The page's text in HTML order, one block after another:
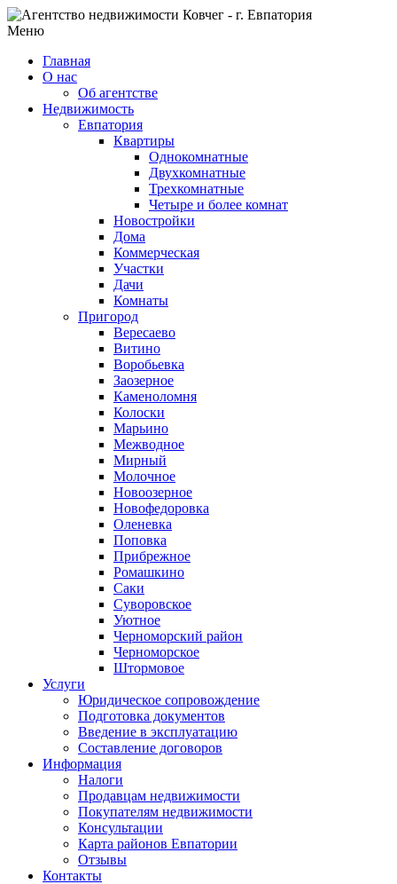
Меню
Главная
О нас
Об агентстве
Недвижимость
Евпатория
Квартиры
Однокомнатные
Двухкомнатные
Трехкомнатные
Четыре и более комнат
Новостройки
Дома
Коммерческая
Участки
Дачи
Комнаты
Пригород
Вересаево
Витино
Воробьевка
Заозерное
Каменоломня
Колоски
Марьино
Межводное
Мирный
Молочное
Новоозерное
Новофедоровка
Оленевка
Поповка
Прибрежное
Ромашкино
Саки
Суворовское
Уютное
Черноморский район
Черноморское
Штормовое
Услуги
Юридическое сопровождение
Подготовка документов
Введение в эксплуатацию
Составление договоров
Информация
Налоги
Продавцам недвижимости
Покупателям недвижимости
Консультации
Карта районов Евпатории
Отзывы
Контакты